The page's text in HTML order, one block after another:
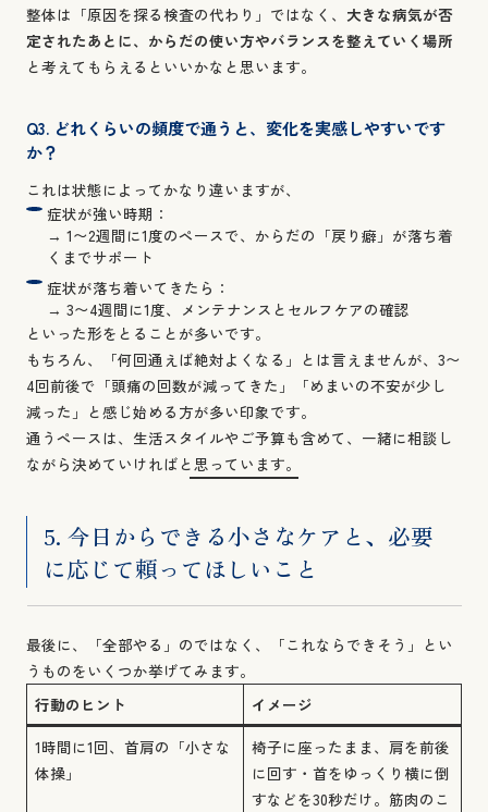
整体は「原因を探る検査の代わり」ではなく、 大きな病気が否
定されたあとに、からだの使い方やバランスを整えていく場所
と考えてもらえるといいかなと思います。
Q3. どれくらいの頻度で通うと、変化を実感しやすいです
か？
これは状態によってかなり違いますが、
症状が強い時期：
→ 1〜2週間に1度のペースで、からだの「戻り癖」が落ち着
くまでサポート
症状が落ち着いてきたら：
→ 3〜4週間に1度、メンテナンスとセルフケアの確認
といった形をとることが多いです。
もちろん、「何回通えば絶対よくなる」とは言えませんが、3〜
4回前後で「頭痛の回数が減ってきた」「めまいの不安が少し
減った」と感じ始める方が多い印象です。
通うペースは、生活スタイルやご予算も含めて、一緒に相談し
ながら決めていければと思っています。
5. 今日からできる小さなケアと、必要
に応じて頼ってほしいこと
最後に、「全部やる」のではなく、「これならできそう」とい
うものをいくつか挙げてみます。
行動のヒント
イメージ
1時間に1回、首肩の「小さな
体操」
椅子に座ったまま、肩を前後
に回す・首をゆっくり横に倒
すなどを30秒だけ。筋肉のこ